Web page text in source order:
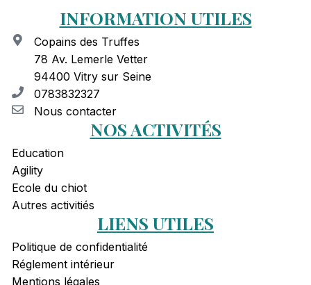
INFORMATION UTILES
Copains des Truffes
78 Av. Lemerle Vetter
94400 Vitry sur Seine
0783832327
Nous contacter
NOS ACTIVITÉS
Education
Agility
Ecole du chiot
Autres activitiés
LIENS UTILES
Politique de confidentialité
Réglement intérieur
Mentions légales